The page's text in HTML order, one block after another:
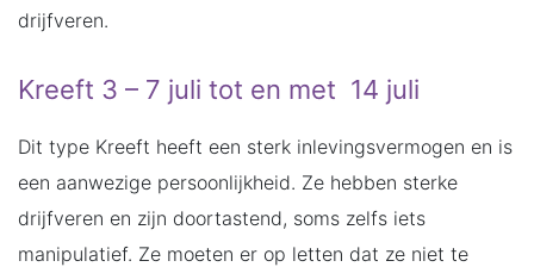
drijfveren.
Kreeft 3 – 7 juli tot en met 14 juli
Dit type Kreeft heeft een sterk inlevingsvermogen en is
een aanwezige persoonlijkheid. Ze hebben sterke
drijfveren en zijn doortastend, soms zelfs iets
manipulatief. Ze moeten er op letten dat ze niet te